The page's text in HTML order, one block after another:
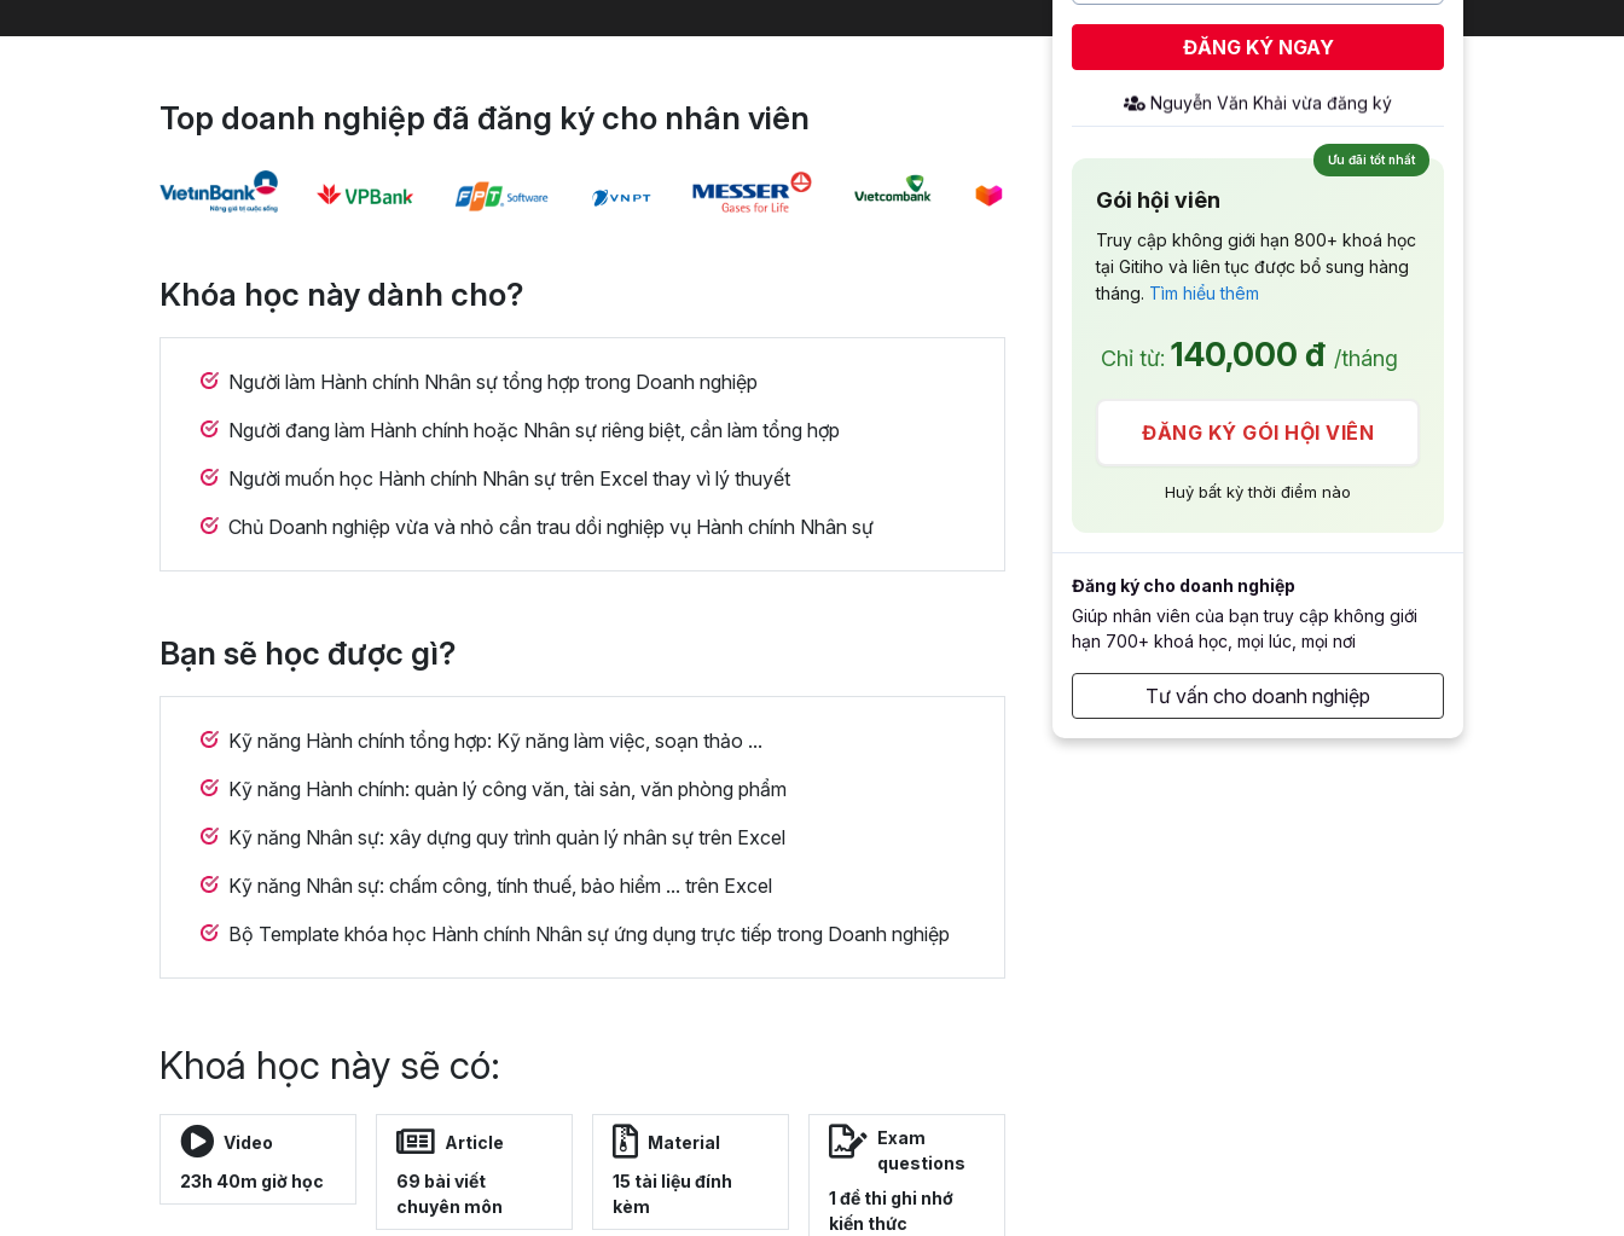
Top doanh nghiệp đã đăng ký cho nhân viên
Khóa học này dành cho?
Người làm Hành chính Nhân sự tổng hợp trong Doanh nghiệp
Người đang làm Hành chính hoặc Nhân sự riêng biệt, cần làm tổng hợp
Người muốn học Hành chính Nhân sự trên Excel thay vì lý thuyết
Chủ Doanh nghiệp vừa và nhỏ cần trau dồi nghiệp vụ Hành chính Nhân sự
Bạn sẽ học được gì?
Kỹ năng Hành chính tổng hợp: Kỹ năng làm việc, soạn thảo ...
Kỹ năng Hành chính: quản lý công văn, tài sản, văn phòng phẩm
Kỹ năng Nhân sự: xây dựng quy trình quản lý nhân sự trên Excel
Kỹ năng Nhân sự: chấm công, tính thuế, bảo hiểm ... trên Excel
Bộ Template khóa học Hành chính Nhân sự ứng dụng trực tiếp trong Doanh nghiệp
Khoá học này sẽ có:
Video
23h 40m giờ học
Article
69 bài viết
chuyên môn
Material
15 tài liệu đính
kèm
Exam
questions
1 đề thi ghi nhớ
kiến thức
ĐĂNG KÝ NGAY
Nguyễn Văn Khải vừa đăng ký
Ưu đãi tốt nhất
Gói hội viên
Truy cập không giới hạn 800+ khoá học
tại Gitiho và liên tục được bổ sung hàng
tháng. Tìm hiểu thêm
Chỉ từ: 140,000 đ /tháng
ĐĂNG KÝ GÓI HỘI VIÊN
Huỷ bất kỳ thời điểm nào
Đăng ký cho doanh nghiệp
Giúp nhân viên của bạn truy cập không giới
hạn 700+ khoá học, mọi lúc, mọi nơi
Tư vấn cho doanh nghiệp